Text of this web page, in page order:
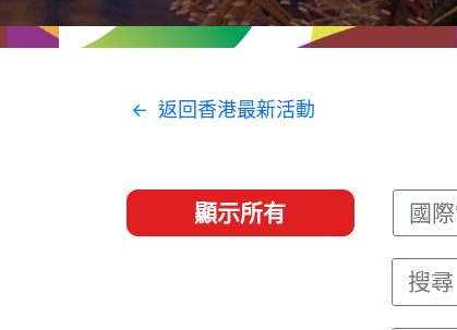
經貿協定
推廣香港@東盟
資源
返回香港最新活動
顯示所有 國